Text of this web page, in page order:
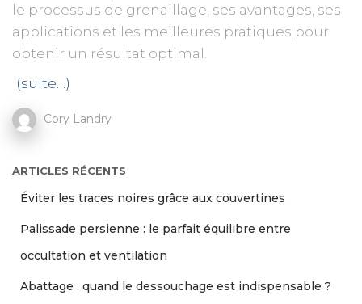
le processus de grenaillage, ses avantages, ses
applications et les meilleures pratiques pour
obtenir un résultat optimal.
(suite…)
Cory Landry
ARTICLES RÉCENTS
Éviter les traces noires grâce aux couvertines
Palissade persienne : le parfait équilibre entre
occultation et ventilation
Abattage : quand le dessouchage est indispensable ?